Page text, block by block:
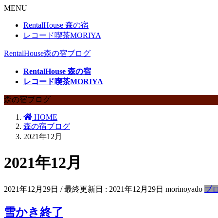
MENU
RentalHouse 森の宿
レコード喫茶MORIYA
RentalHouse森の宿ブログ
RentalHouse 森の宿
レコード喫茶MORIYA
森の宿ブログ
HOME
森の宿ブログ
2021年12月
2021年12月
2021年12月29日 / 最終更新日 : 2021年12月29日 morinoyado ブ
雪かき終了